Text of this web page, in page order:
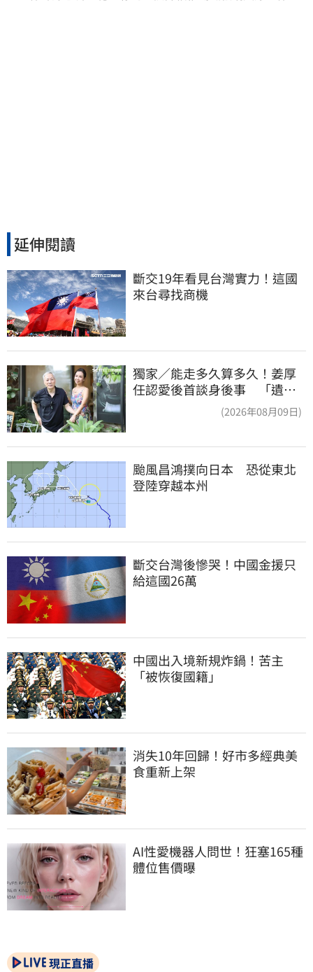
延伸閱讀
斷交19年看見台灣實力！這國
來台尋找商機
獨家／能走多久算多久！姜厚
任認愛後首談身後事 「遺囑
(2026年08月09日)
颱風昌鴻撲向日本　恐從東北
登陸穿越本州
斷交台灣後慘哭！中國金援只
給這國26萬
中國出入境新規炸鍋！苦主
「被恢復國籍」
消失10年回歸！好市多經典美
食重新上架
AI性愛機器人問世！狂塞165種
體位售價曝
現正直播